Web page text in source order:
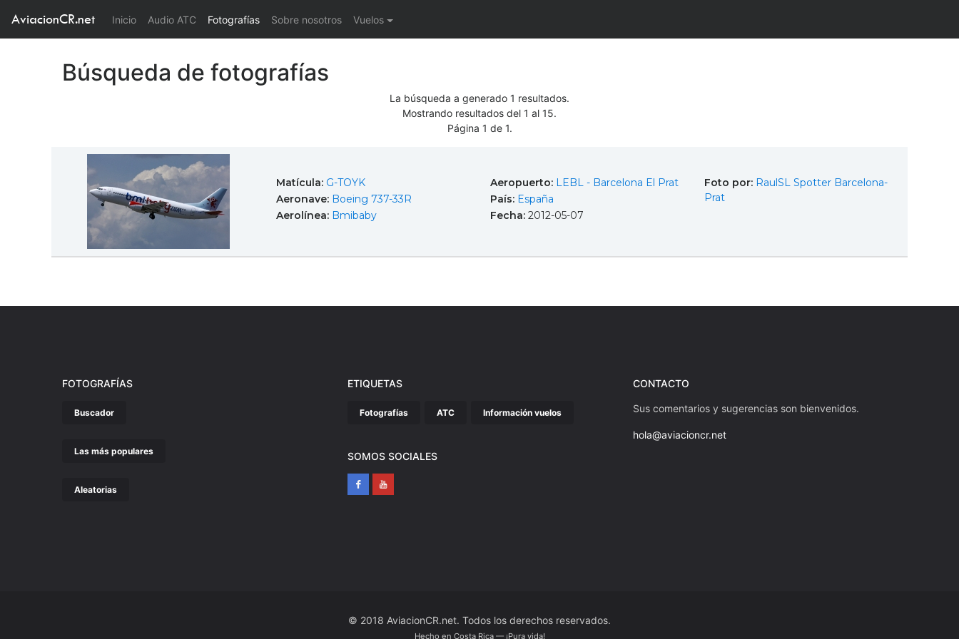
AviacionCR.net Inicio(current)
Audio ATC Fotografías Sobre nosotros Vuelos
Búsqueda de fotografías
La búsqueda a generado 1 resultados.
Mostrando resultados del 1 al 15.
Página 1 de 1.
Matícula: G-TOYK
Aeronave: Boeing 737-33R
Aerolínea: Bmibaby
Aeropuerto: LEBL - Barcelona El Prat
País: España
Fecha: 2012-05-07
Foto por: RaulSL Spotter Barcelona-
Prat
FOTOGRAFÍAS
Buscador
Las más populares
Aleatorias
ETIQUETAS
Fotografías ATC Información vuelos
SOMOS SOCIALES
CONTACTO
Sus comentarios y sugerencias son bienvenidos.
hola@aviacioncr.net
© 2018 AviacionCR.net. Todos los derechos reservados.
Hecho en Costa Rica — ¡Pura vida!